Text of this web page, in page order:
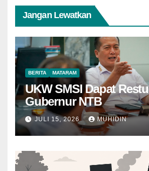
Jangan Lewatkan
BERITA MATARAM
UKW SMSI Dapat Restu
Gubernur NTB
JULI 15, 2026 MUHIDIN